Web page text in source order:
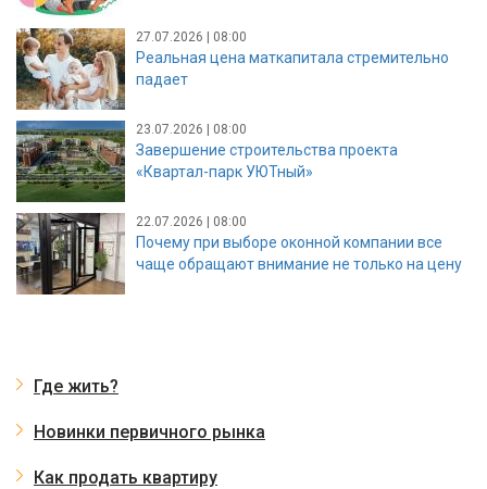
27.07.2026 | 08:00
Реальная цена маткапитала стремительно
падает
23.07.2026 | 08:00
Завершение строительства проекта
«Квартал-парк УЮТный»
22.07.2026 | 08:00
Почему при выборе оконной компании все
чаще обращают внимание не только на цену
Где жить?
Новинки первичного рынка
Как продать квартиру